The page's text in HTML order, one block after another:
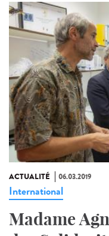
ACTUALITÉ 06.03.2019
International
Madame